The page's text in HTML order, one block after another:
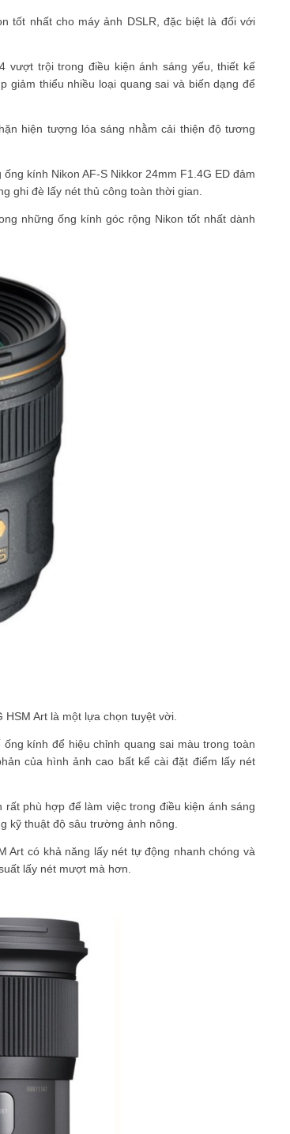
tốt nhất cho máy ảnh DSLR, đặc biệt là đối với
vượt trội trong điều kiện ánh sáng yếu, thiết kế
giảm thiểu nhiều loại quang sai và biến dạng để
hiện tượng lóa sáng nhằm cải thiện độ tương
kính Nikon AF-S Nikkor 24mm F1.4G ED đảm
ghi đè lấy nét thủ công toàn thời gian.
những ống kính góc rộng Nikon tốt nhất dành
Art là một lựa chọn tuyệt vời.
kính để hiệu chỉnh quang sai màu trong toàn
của hình ảnh cao bất kể cài đặt điểm lấy nét
rất phù hợp để làm việc trong điều kiện ánh sáng
kỹ thuật độ sâu trường ảnh nông.
Art có khả năng lấy nét tự động nhanh chóng và
lấy nét mượt mà hơn.